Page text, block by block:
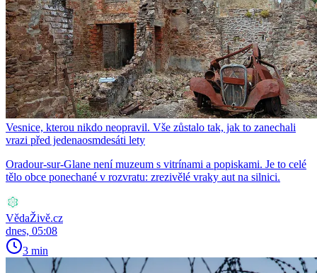
Vesnice, kterou nikdo neopravil. Vše zůstalo tak, jak to zanechali
vrazi před jedenaosmdesáti lety
Oradour-sur-Glane není muzeum s vitrínami a popiskami. Je to celé
tělo obce ponechané v rozvratu: zrezivělé vraky aut na silnici.
VědaŽivě.cz
dnes, 05:08
3 min